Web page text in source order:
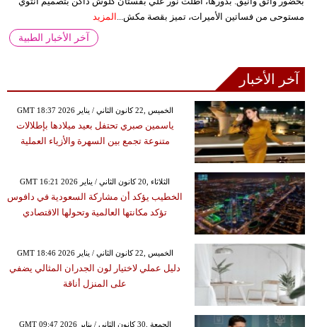
مستوحى من فساتين الأميرات، تميز بقصة مكش... المزيد
آخر الأخبار الطبية
آخر الأخبار
GMT 18:37 2026 الخميس ,22 كانون الثاني / يناير
ياسمين صبري تحتفل بعيد ميلادها بإطلالات
متنوعة تجمع بين السهرة والأزياء العملية
GMT 16:21 2026 الثلاثاء ,20 كانون الثاني / يناير
الخطيب يؤكد أن مشاركة السعودية في دافوس
تؤكد مكانتها العالمية وتحولها الاقتصادي
GMT 18:46 2026 الخميس ,22 كانون الثاني / يناير
دليل عملي لاختيار لون الجدران المثالي يضفي
على المنزل أناقة
GMT 09:47 2026 الجمعة ,30 كانون الثاني / يناير